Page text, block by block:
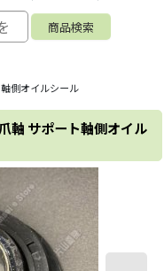
側オイルシール
軸 サポート軸側オイル